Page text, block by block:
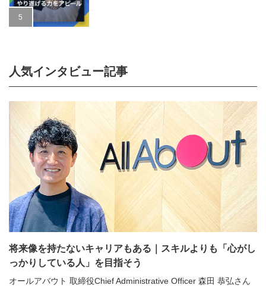
人気インタビュー記事
将来像を持たないキャリアもある｜スキルよりも「心がし
っかりしている人」を目指そう
オールアバウト 取締役Chief Administrative Officer 森田 恭弘さん